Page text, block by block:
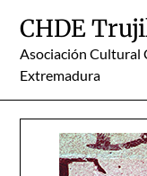
content
CHDE
Asociación Cultural
Extremadura